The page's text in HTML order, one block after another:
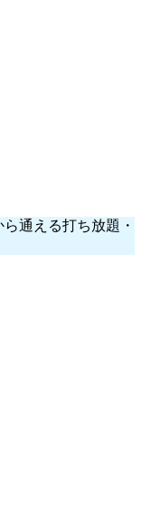
通える打ち放題・